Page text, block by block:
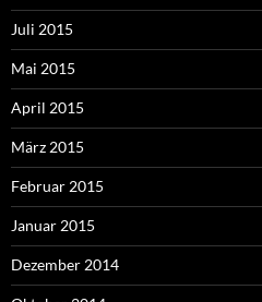
Juli 2015
Mai 2015
April 2015
März 2015
Februar 2015
Januar 2015
Dezember 2014